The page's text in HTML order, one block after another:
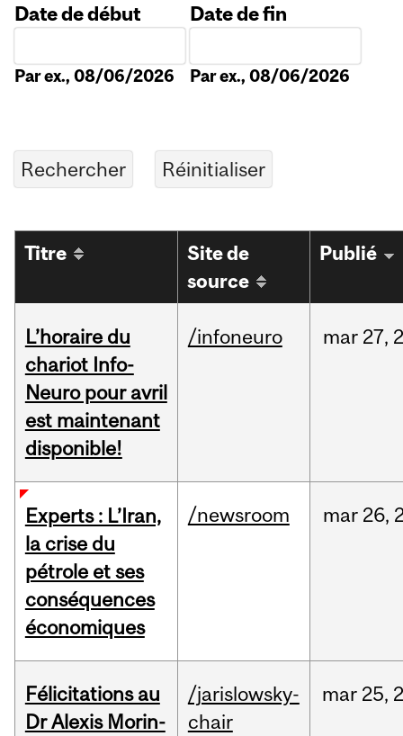
Date de début
Par ex., 08/06/2026
Date de fin
Par ex., 08/06/2026
Titre
Site de
source
Publié
L’horaire du
chariot Info-
Neuro pour avril
est maintenant
disponible!
/infoneuro mar 27,
Experts : L’Iran,
la crise du
pétrole et ses
conséquences
économiques
/newsroom mar 26,
Félicitations au
Dr Alexis Morin-
/jarislowsky-
chair
mar 25,